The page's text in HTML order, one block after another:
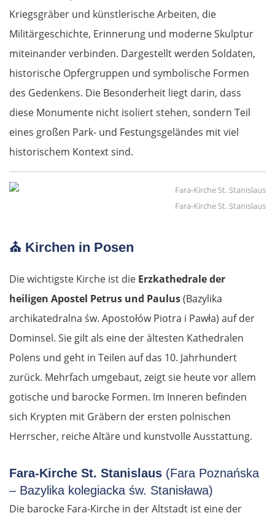
Kriegsgräber und künstlerische Arbeiten, die
Militärgeschichte, Erinnerung und moderne Skulptur
miteinander verbinden. Dargestellt werden Soldaten,
historische Opfergruppen und symbolische Formen
des Gedenkens. Die Besonderheit liegt darin, dass
diese Monumente nicht isoliert stehen, sondern Teil
eines großen Park- und Festungsgeländes mit viel
historischem Kontext sind.
Fara-Kirche St. Stanislaus
⛪ Kirchen in Posen
Die wichtigste Kirche ist die Erzkathedrale der
heiligen Apostel Petrus und Paulus(Bazylika
archikatedralna św. Apostołów Piotra i Pawła) auf der
Dominsel. Sie gilt als eine der ältesten Kathedralen
Polens und geht in Teilen auf das 10. Jahrhundert
zurück. Mehrfach umgebaut, zeigt sie heute vor allem
gotische und barocke Formen. Im Inneren befinden
sich Krypten mit Gräbern der ersten polnischen
Herrscher, reiche Altäre und kunstvolle Ausstattung.
Fara-Kirche St. Stanislaus (Fara Poznańska
– Bazylika kolegiacka św. Stanisława)
Die barocke Fara-Kirche in der Altstadt ist eine der